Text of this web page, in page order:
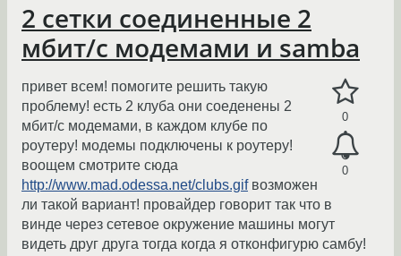
2 сетки соединенные 2
мбит/с модемами и samba
0
0
привет всем! помогите решить такую
проблему! есть 2 клуба они соеденены 2
мбит/с модемами, в каждом клубе по
роутеру! модемы подключены к роутеру!
воощем смотрите сюда
http://www.mad.odessa.net/clubs.gifвозможен
ли такой вариант! провайдер говорит так что в
винде через сетевое окружение машины могут
видеть друг друга тогда когда я отконфигурю самбу!